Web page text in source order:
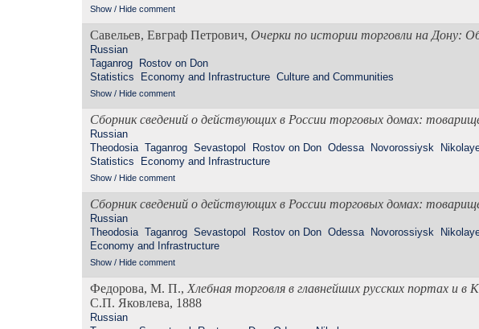
Show / Hide comment
Савельев, Евграф Петрович, Очерки по истории торговли на Дону:
Russian
Taganrog
Rostov on Don
Statistics
Economy and Infrastructure Culture and Communities
Show / Hide comment
Сборник сведений о действующих в России торговых домах:
Russian
Theodosia Taganrog Sevastopol Rostov on Don Odessa Novorossiysk
Statistics
Economy and Infrastructure
Show / Hide comment
Сборник сведений о действующих в России торговых домах:
Russian
Theodosia Taganrog Sevastopol Rostov on Don Odessa Novorossiysk
Economy and Infrastructure
Show / Hide comment
Федорова, М. П., Хлебная торговля в главнейших русских портах и в
С.П. Яковлева, 1888
Russian